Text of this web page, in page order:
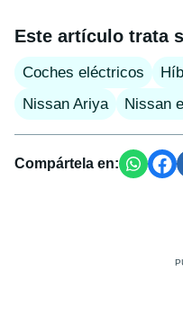
Este artículo trata
Coches eléctricos
Nissan Ariya
Nissan
Compártela en: